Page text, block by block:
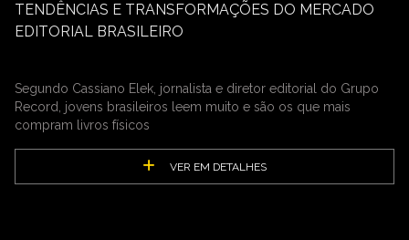
TENDÊNCIAS E TRANSFORMAÇÕES DO MERCADO
EDITORIAL BRASILEIRO
Segundo Cassiano Elek, jornalista e diretor editorial do Grupo
Record, jovens brasileiros leem muito e são os que mais
compram livros físicos
VER EM DETALHES